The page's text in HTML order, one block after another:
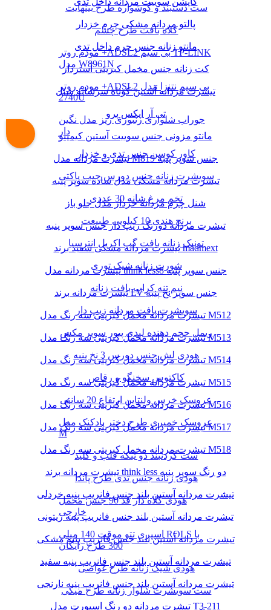
ست دستبند و گوشواره طرح بینهایت
کلاه بافت طرح چشم
مودم روتر +ADSL2 بی سیم TP-LINK
مدل W8961N
مودم روتر +ADSL2 بی سیم نتنزا مدل
2740U
جوراب شلواری زنبوری ریز مدل نگین
دار
کاور کوسن جنس تدی و خزدار
سویشرت زنانه جنس دورس جیب پاکتی
تخم مرغ شانه 30 عددی
برنج هندی 10 کیلویی طبیعت
تونیک زنانه بافت گپ اکریل انترسیا
شورت زنانه شیک توری
نیم تنه کراپ بافت زنانه
سویشرت بافت مردانه زیپ دار
ریمل حجم دهنده لیدی پیور سوپر مکس
هودی لش جنس دورس 3 نخ پنبه
کاکتوس سخنگو و رقاص
عروسک خرس ولنتاین ارتفاع 20 سانتی
عروسک خمیری طرح دختر بادکنک مدل
M
ست گردنبند دو تیکه قلب و کلید
هودی زنانه جنس تدی طرح پاندا
هودی کلاه دار قد 90 جنس مخمل
خارجی
اسپری تتو موقت 140 میلی ROLS با
300 طرح رایگان
هودی شیک زنانه طرح غواصی
ست سویشرت شلوار زنانه طرح میکی
پالتو مردانه مشکی چرم خزدار
مانتو زنانه جنس چرم داخل تدی
کت زنانه جنس مخمل کبریتی آستردار
تیشرت مردانه آستین کوتاه سرشانه شنل
تی آر ایکس پرو
مانتو مزونی جنس سوییت آستین کیمینو
تیشرت مردانه مدل M819 جنس سوپر پنبه
تیشرت مردانه مشکی مدل ساده سوپر پنبه
شنل چرم مردانه خزدار مدل جلو باز
تیشرت مردانه دورنگ زیپ دار جنس سوپر پنبه
تیشرت مردانه مشکی سفید برند madmext
تیشرت مردانه مدل think less8 جنس سوپر پنبه
تیشرت مردانه برند LV جنس سوپر نخ پنبه
تیشرت مردانه مخمل کبریتی سه رنگ مدل M512
تیشرت مردانه مخمل کبریتی سه رنگ مدل M513
تیشرت مردانه مخمل کبریتی سه رنگ مدل M514
تیشرت مردانه مخمل کبریتی سه رنگ مدل M515
تیشرت مردانه مخمل کبریتی سه رنگ مدل M516
تیشرت مردانه مخمل کبریتی سه رنگ مدل M517
تیشرت مردانه مخمل کبریتی سه رنگ مدل M518
تیشرت مردانه برند think less دو رنگ سوپر پنبه
تیشرت مردانه آستین بلند جنس فانریپ پنبه خردلی
تیشرت مردانه آستین بلند جنس فانریپ پنبه زیتونی
تیشرت مردانه آستین بلند جنس فانریپ پنبه مشکی
تیشرت مردانه آستین بلند جنس فانریپ پنبه سفید
تیشرت مردانه آستین بلند جنس فانریپ پنبه نارنجی
تیشرت مردانه دو رنگ اسپورت مدل T3-211